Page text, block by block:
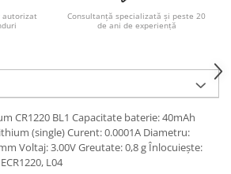
casă
GEL /
Consultanță specializată și peste 20
de ani de experiență
CR1220 BL1 Capacitate baterie: 40mAh
(single) Curent: 0.0001A Diametru:
Voltaj: 3.00V Greutate: 0,8 g Înlocuiește:
L04